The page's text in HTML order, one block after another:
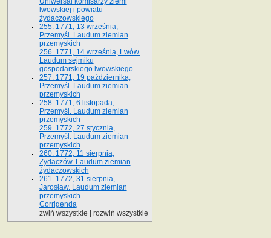
lwowskiej i powiatu
żydaczowskiego
255. 1771, 13 września,
Przemyśl. Laudum ziemian
przemyskich
256. 1771, 14 września, Lwów.
Laudum sejmiku
gospodarskiego lwowskiego
257. 1771, 19 października,
Przemyśl. Laudum ziemian
przemyskich
258. 1771, 6 listopada,
Przemyśl. Laudum ziemian
przemyskich
259. 1772, 27 stycznia,
Przemyśl. Laudum ziemian
przemyskich
260. 1772, 11 sierpnia,
Żydaczów. Laudum ziemian
żydaczowskich
261. 1772, 31 sierpnia,
Jarosław. Laudum ziemian
przemyskich
Corrigenda
zwiń wszystkie
rozwiń wszystkie